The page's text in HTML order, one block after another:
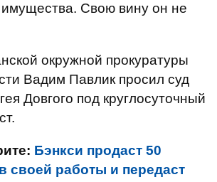
Свою вину он не
окружной прокуратуры
Вадим Павлик просил суд
Довгого под круглосуточный
Бэнкси продаст 50
своей работы и передаст